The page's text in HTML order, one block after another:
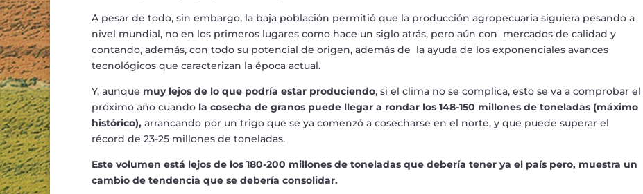
A pesar de todo, sin embargo, la baja población permitió que la producción agropecuaria siguiera pesando a
nivel mundial, no en los primeros lugares como hace un siglo atrás, pero aún con mercados de calidad y
contando, además, con todo su potencial de origen, además de la ayuda de los exponenciales avances
tecnológicos que caracterizan la época actual.
Y, aunque muy lejos de lo que podría estar produciendo, si el clima no se complica, esto se va a comprobar el
próximo año cuando la cosecha de granos puede llegar a rondar los 148-150 millones de toneladas (máximo
histórico), arrancando por un trigo que se ya comenzó a cosecharse en el norte, y que puede superar el
récord de 23-25 millones de toneladas.
Este volumen está lejos de los 180-200 millones de toneladas que debería tener ya el país pero, muestra un
cambio de tendencia que se debería consolidar.